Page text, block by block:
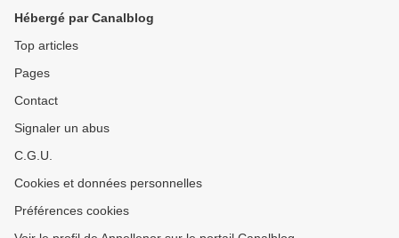
Hébergé par Canalblog
Top articles
Pages
Contact
Signaler un abus
C.G.U.
Cookies et données personnelles
Préférences cookies